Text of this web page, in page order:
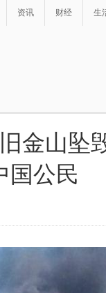
资讯 财经 生
金山坠
国公民